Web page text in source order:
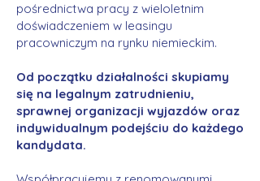
pośrednictwa pracy z wieloletnim
doświadczeniem w leasingu
pracowniczym na rynku niemieckim.
Od początku działalności skupiamy
się na legalnym zatrudnieniu,
sprawnej organizacji wyjazdów oraz
indywidualnym podejściu do każdego
kandydata.